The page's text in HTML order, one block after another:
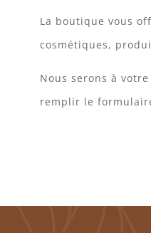
La boutique vous
cosmétiques,
Nous serons à
remplir le